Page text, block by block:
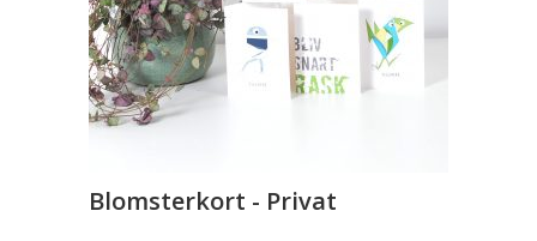
Blomsterkort - Privat